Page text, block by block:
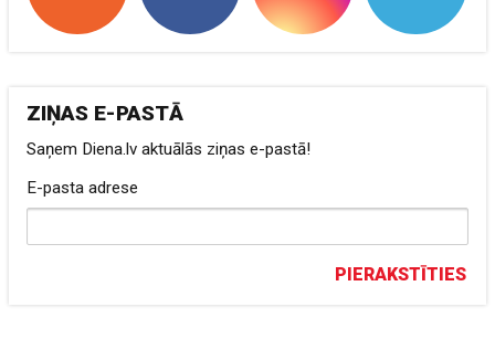
ZIŅAS E-PASTĀ
Saņem Diena.lv aktuālās ziņas e-pastā!
E-pasta adrese
PIERAKSTĪTIES